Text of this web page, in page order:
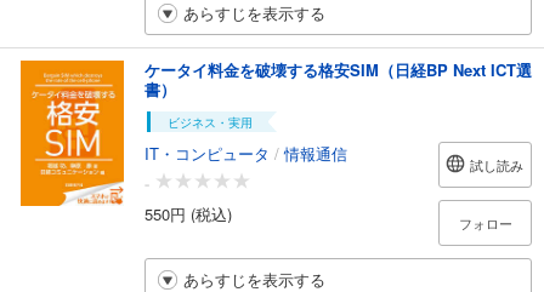
あらすじを表示する
ケータイ料金を破壊する格安SIM（日経BP Next ICT選
書）
ビジネス・実用
IT・コンピュータ /情報通信
-
550円 (税込)
試し読み
フォロー
あらすじを表示する